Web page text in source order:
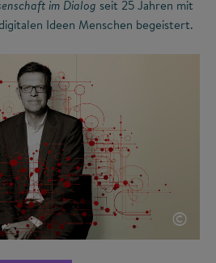
im Dialog seit 25 Jahren mit
Ideen Menschen begeistert.
©